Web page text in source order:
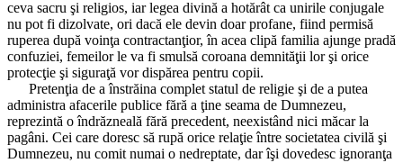
ceva sacru şi religios, iar legea divină a hotărât ca unirile conjugale
nu pot fi dizolvate, ori dacă ele devin doar profane, fiind permisă
ruperea după voinţa contractanţior, în acea clipă familia ajunge pradă
confuziei, femeilor le va fi smulsă coroana demnităţii lor şi orice
protecţie şi siguraţă vor dispărea pentru copii.
Pretenţia de a înstrăina complet statul de religie şi de a putea
administra afacerile publice fără a ţine seama de Dumnezeu,
reprezintă o îndrăzneală fără precedent, neexistând nici măcar la
pagâni. Cei care doresc să rupă orice relaţie între societatea civilă şi
Dumnezeu, nu comit numai o nedreptate, dar îşi dovedesc ignoranţa